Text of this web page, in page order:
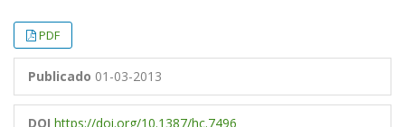
PDF
Publicado 01-03-2013
DOI https://doi.org/10.1387/hc.7496